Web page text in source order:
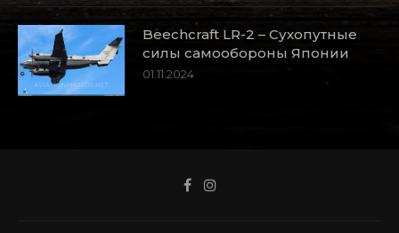
Beechcraft LR-2 – Сухопутные
силы самообороны Японии
01.11.2024